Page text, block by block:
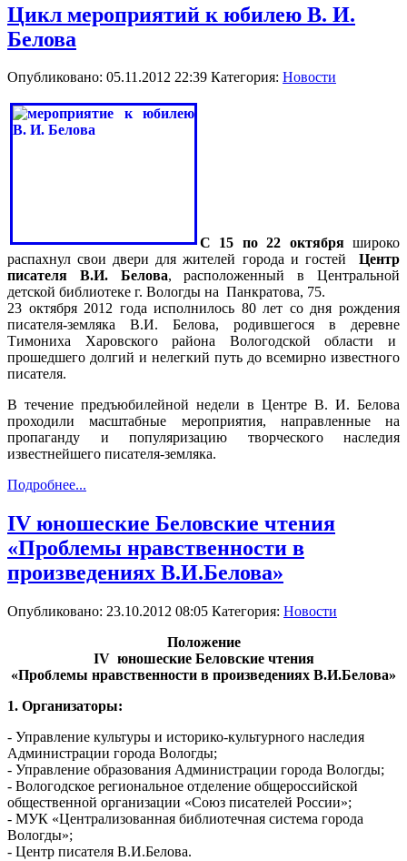
Цикл мероприятий к юбилею В. И.
Белова
Опубликовано: 05.11.2012 22:39 Категория: Новости
С 15 по 22 октябряшироко
распахнул свои двери для жителей города и гостей Центр
писателя В.И. Белова, расположенный в Центральной
детской библиотеке г. Вологды на Панкратова, 75.
23 октября 2012 года исполнилось 80 лет со дня рождения
писателя-земляка В.И. Белова, родившегося в деревне
Тимониха Харовского района Вологодской области и
прошедшего долгий и нелегкий путь до всемирно известного
писателя.
В течение предъюбилейной недели в Центре В. И. Белова
проходили масштабные мероприятия, направленные на
пропаганду и популяризацию творческого наследия
известнейшего писателя-земляка.
Подробнее...
IV юношеские Беловские чтения
«Проблемы нравственности в
произведениях В.И.Белова»
Опубликовано: 23.10.2012 08:05 Категория: Новости
Положение
IV юношеские Беловские чтения
«Проблемы нравственности в произведениях В.И.Белова»
1. Организаторы:
- Управление культуры и историко-культурного наследия
Администрации города Вологды;
- Управление образования Администрации города Вологды;
- Вологодское региональное отделение общероссийской
общественной организации «Союз писателей России»;
- МУК «Централизованная библиотечная система города
Вологды»;
- Центр писателя В.И.Белова.